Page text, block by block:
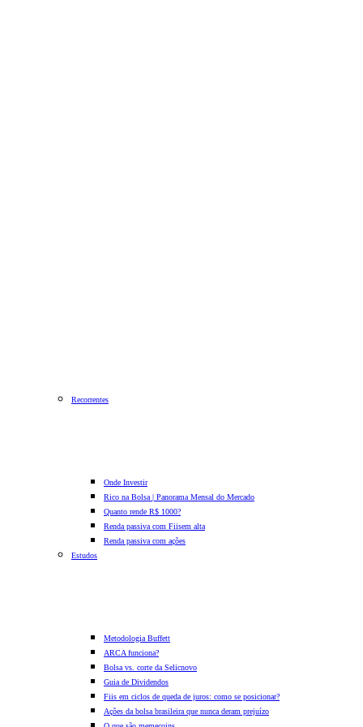
Recorrentes
Onde Investir
Rico na Bolsa | Panorama Mensal do Mercado
Quanto rende R$ 1000?
Renda passiva com Fiisem alta
Renda passiva com ações
Estudos
Metodologia Buffett
ARCA funciona?
Bolsa vs. corte da Selicnovo
Guia de Dividendos
Fiis em ciclos de queda de juros: como se posicionar?
Ações da bolsa brasileira que nunca deram prejuízo